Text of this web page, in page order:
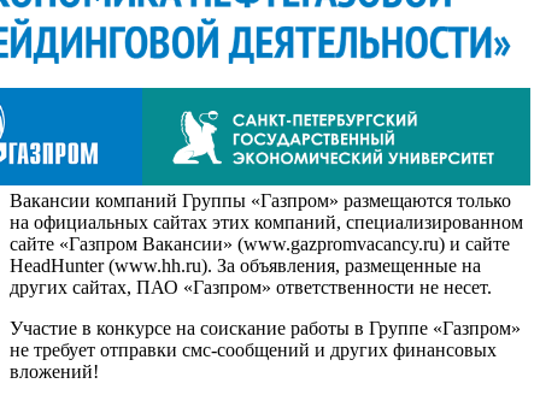
Вакансии компаний Группы «Газпром» размещаются только
на официальных сайтах этих компаний, специализированном
сайте «Газпром Вакансии» (www.gazpromvacancy.ru) и сайте
HeadHunter (www.hh.ru). За объявления, размещенные на
других сайтах, ПАО «Газпром» ответственности не несет.
Участие в конкурсе на соискание работы в Группе «Газпром»
не требует отправки смс-сообщений и других финансовых
вложений!